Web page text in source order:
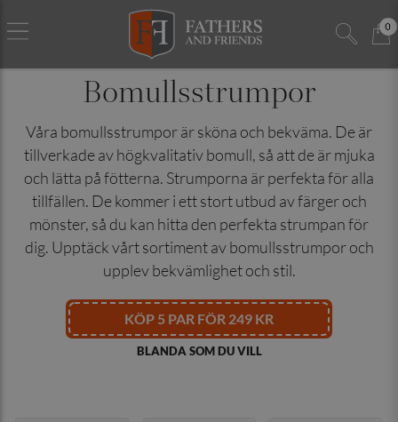
0
Bomullsstrumpor
Våra bomullsstrumpor är sköna och bekväma. De är
tillverkade av högkvalitativ bomull, så att de är mjuka
och lätta på fötterna. Strumporna är perfekta för alla
tillfällen. De kommer i ett stort utbud av färger och
mönster, så du kan hitta den perfekta strumpan för
dig. Upptäck vårt sortiment av bomullsstrumpor och
upplev bekvämlighet och stil.
KÖP 5 PAR FÖR 249 KR
BLANDA SOM DU VILL